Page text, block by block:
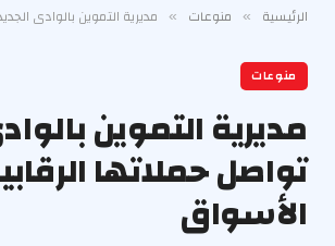
الرئيسية » منوعات » مديرية التموين بالوادي الجديد تواصل
منوعات
مديرية التموين
تواصل حملاتها
الأسواق